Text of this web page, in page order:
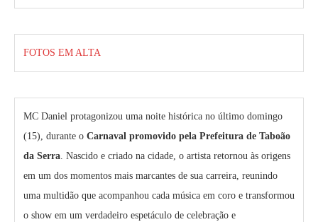
FOTOS EM ALTA
MC Daniel protagonizou uma noite histórica no último domingo
(15), durante o Carnaval promovido pela Prefeitura de Taboão
da Serra. Nascido e criado na cidade, o artista retornou às origens
em um dos momentos mais marcantes de sua carreira, reunindo
uma multidão que acompanhou cada música em coro e transformou
o show em um verdadeiro espetáculo de celebração e